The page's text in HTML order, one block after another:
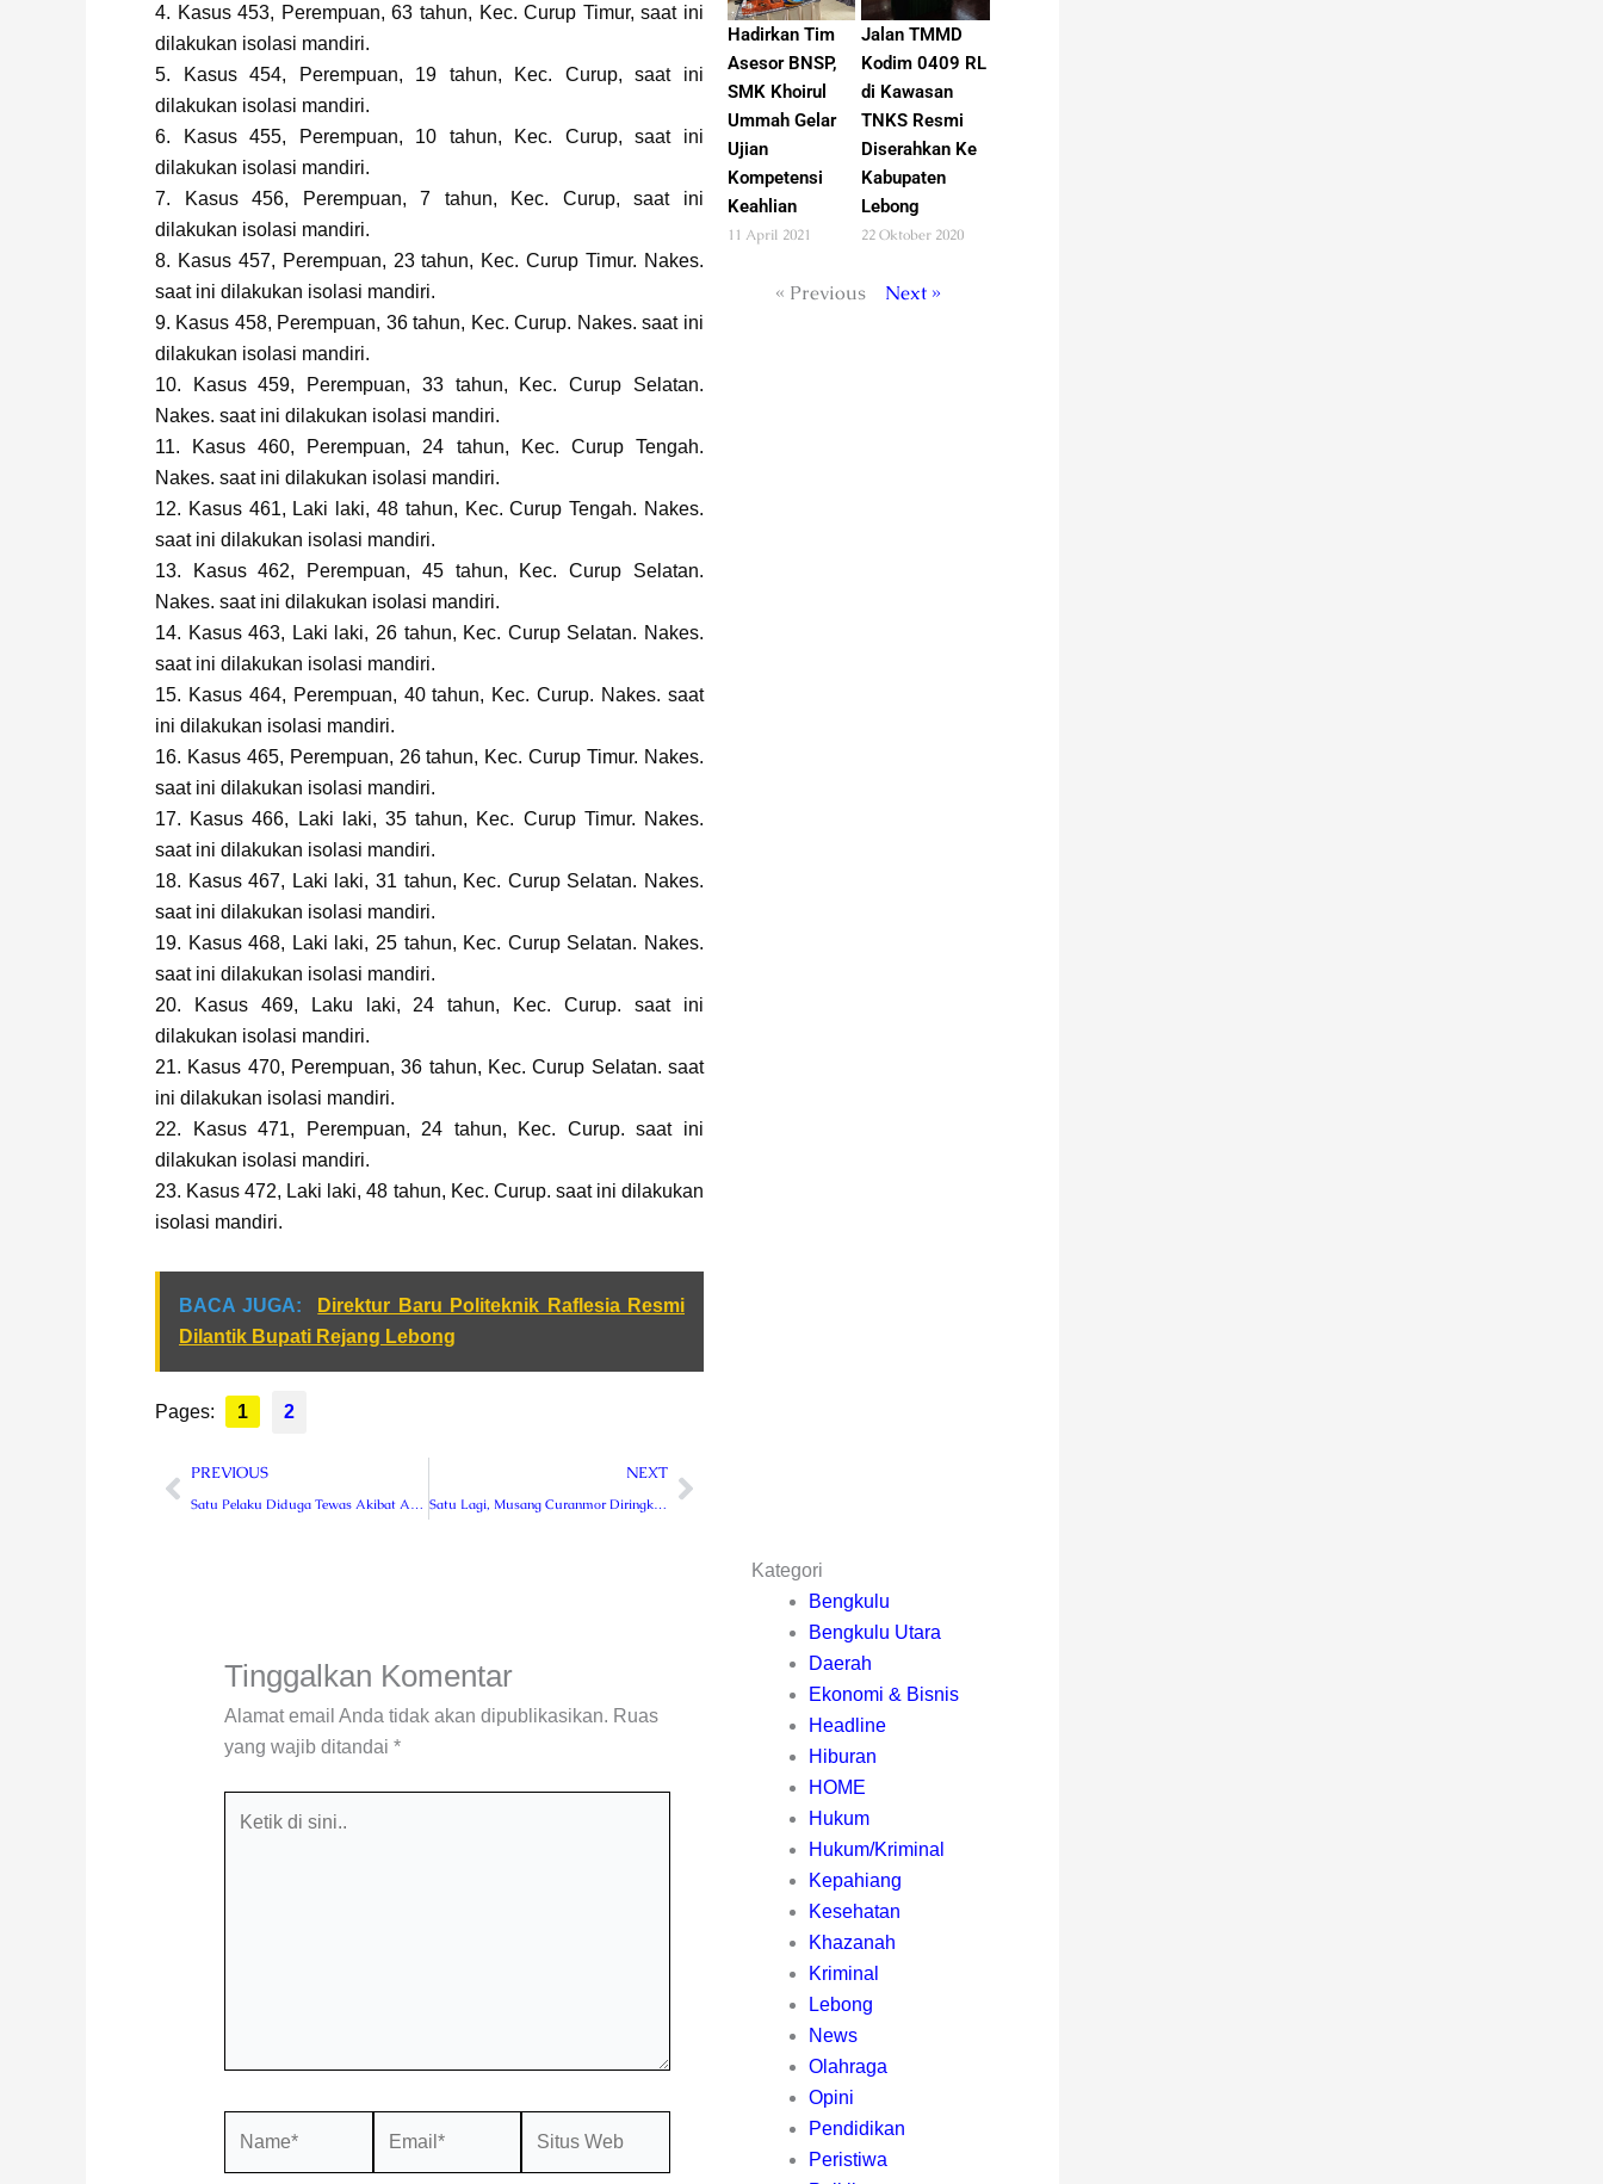
4. Kasus 453, Perempuan, 63 tahun, Kec. Curup Timur, saat ini
dilakukan isolasi mandiri.
5. Kasus 454, Perempuan, 19 tahun, Kec. Curup, saat ini
dilakukan isolasi mandiri.
6. Kasus 455, Perempuan, 10 tahun, Kec. Curup, saat ini
dilakukan isolasi mandiri.
7. Kasus 456, Perempuan, 7 tahun, Kec. Curup, saat ini
dilakukan isolasi mandiri.
8. Kasus 457, Perempuan, 23 tahun, Kec. Curup Timur. Nakes.
saat ini dilakukan isolasi mandiri.
9. Kasus 458, Perempuan, 36 tahun, Kec. Curup. Nakes. saat ini
dilakukan isolasi mandiri.
10. Kasus 459, Perempuan, 33 tahun, Kec. Curup Selatan.
Nakes. saat ini dilakukan isolasi mandiri.
11. Kasus 460, Perempuan, 24 tahun, Kec. Curup Tengah.
Nakes. saat ini dilakukan isolasi mandiri.
12. Kasus 461, Laki laki, 48 tahun, Kec. Curup Tengah. Nakes.
saat ini dilakukan isolasi mandiri.
13. Kasus 462, Perempuan, 45 tahun, Kec. Curup Selatan.
Nakes. saat ini dilakukan isolasi mandiri.
14. Kasus 463, Laki laki, 26 tahun, Kec. Curup Selatan. Nakes.
saat ini dilakukan isolasi mandiri.
15. Kasus 464, Perempuan, 40 tahun, Kec. Curup. Nakes. saat
ini dilakukan isolasi mandiri.
16. Kasus 465, Perempuan, 26 tahun, Kec. Curup Timur. Nakes.
saat ini dilakukan isolasi mandiri.
17. Kasus 466, Laki laki, 35 tahun, Kec. Curup Timur. Nakes.
saat ini dilakukan isolasi mandiri.
18. Kasus 467, Laki laki, 31 tahun, Kec. Curup Selatan. Nakes.
saat ini dilakukan isolasi mandiri.
19. Kasus 468, Laki laki, 25 tahun, Kec. Curup Selatan. Nakes.
saat ini dilakukan isolasi mandiri.
20. Kasus 469, Laku laki, 24 tahun, Kec. Curup. saat ini
dilakukan isolasi mandiri.
21. Kasus 470, Perempuan, 36 tahun, Kec. Curup Selatan. saat
ini dilakukan isolasi mandiri.
22. Kasus 471, Perempuan, 24 tahun, Kec. Curup. saat ini
dilakukan isolasi mandiri.
23. Kasus 472, Laki laki, 48 tahun, Kec. Curup. saat ini dilakukan
isolasi mandiri.
BACA JUGA:
Direktur Baru Politeknik Raflesia Resmi
Dilantik Bupati Rejang Lebong
Pages: 1 2
Prev
PREVIOUS NEXTNext
Hadirkan Tim
Asesor BNSP,
SMK Khoirul
Ummah Gelar
Ujian
Kompetensi
Keahlian
11 April 2021
Jalan TMMD
Kodim 0409 RL
di Kawasan
TNKS Resmi
Diserahkan Ke
Kabupaten
Lebong
22 Oktober 2020
« Previous Next »
Tinggalkan Komentar
Alamat email Anda tidak akan dipublikasikan. Ruas
yang wajib ditandai *
Kategori
Bengkulu
Bengkulu Utara
Daerah
Ekonomi & Bisnis
Headline
Hiburan
HOME
Hukum
Hukum/Kriminal
Kepahiang
Kesehatan
Khazanah
Kriminal
Lebong
News
Olahraga
Opini
Pendidikan
Peristiwa